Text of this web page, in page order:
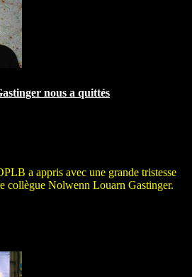
nous a quittés
a appris avec une grande tristesse
collègue Nolwenn Louarn Gastinger.